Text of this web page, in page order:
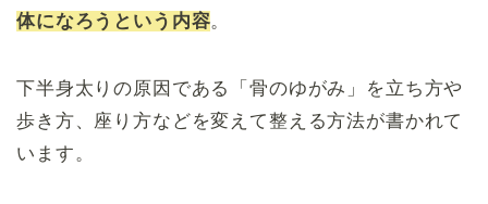
体になろうという内容。
下半身太りの原因である「骨のゆがみ」を立ち方や
歩き方、座り方などを変えて整える方法が書かれて
います。